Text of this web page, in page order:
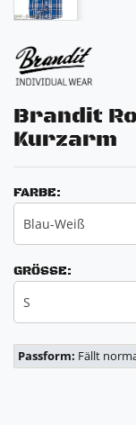
Brandit
Kurzarm
FARBE:
Blau-Weiß
GRÖSSE:
S
Passform: Fällt